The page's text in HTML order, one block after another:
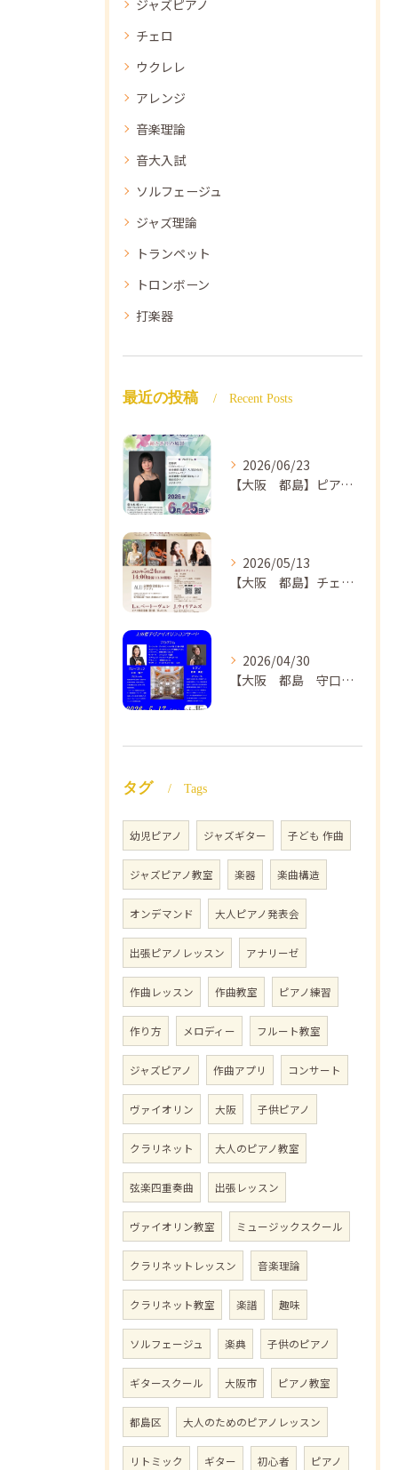
ジャズピアノ
チェロ
ウクレレ
アレンジ
音楽理論
音大入試
ソルフェージュ
ジャズ理論
トランペット
トロンボーン
打楽器
最近の投稿 Recent Posts
2026/06/23
【大阪 都島】ピアノ教室ならNAOMIミュージックスクール ピアノ講師 佐々木唯先生のコンサートのご案内🎵
2026/05/13
【大阪 都島】チェロ教室 NAOMIミュージックスクール❣️チェリスト中島紗理先生のコンサートのご案内🎵
2026/04/30
【大阪 都島 守口】ヴァイオリン教室❣️NAOMIミュージックスクール🎵ヴァイオリン講師 上田哲子先生のコンサートのご案内❗️
タグ Tags
幼児ピアノ ジャズギター 子ども 作曲
ジャズピアノ教室 楽器 楽曲構造
オンデマンド 大人ピアノ発表会
出張ピアノレッスン アナリーゼ
作曲レッスン 作曲教室 ピアノ練習
作り方 メロディー フルート教室
ジャズピアノ 作曲アプリ コンサート
ヴァイオリン 大阪 子供ピアノ
クラリネット 大人のピアノ教室
弦楽四重奏曲 出張レッスン
ヴァイオリン教室 ミュージックスクール
クラリネットレッスン 音楽理論
クラリネット教室 楽譜 趣味
ソルフェージュ 楽典 子供のピアノ
ギタースクール 大阪市 ピアノ教室
都島区 大人のためのピアノレッスン
リトミック ギター 初心者 ピアノ